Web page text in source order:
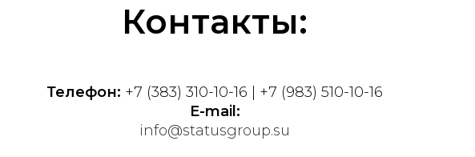
Контакты:
Телефон: +7 (383) 310-10-16 | +7 (983) 510-10-16
E-mail:
info@statusgroup.su